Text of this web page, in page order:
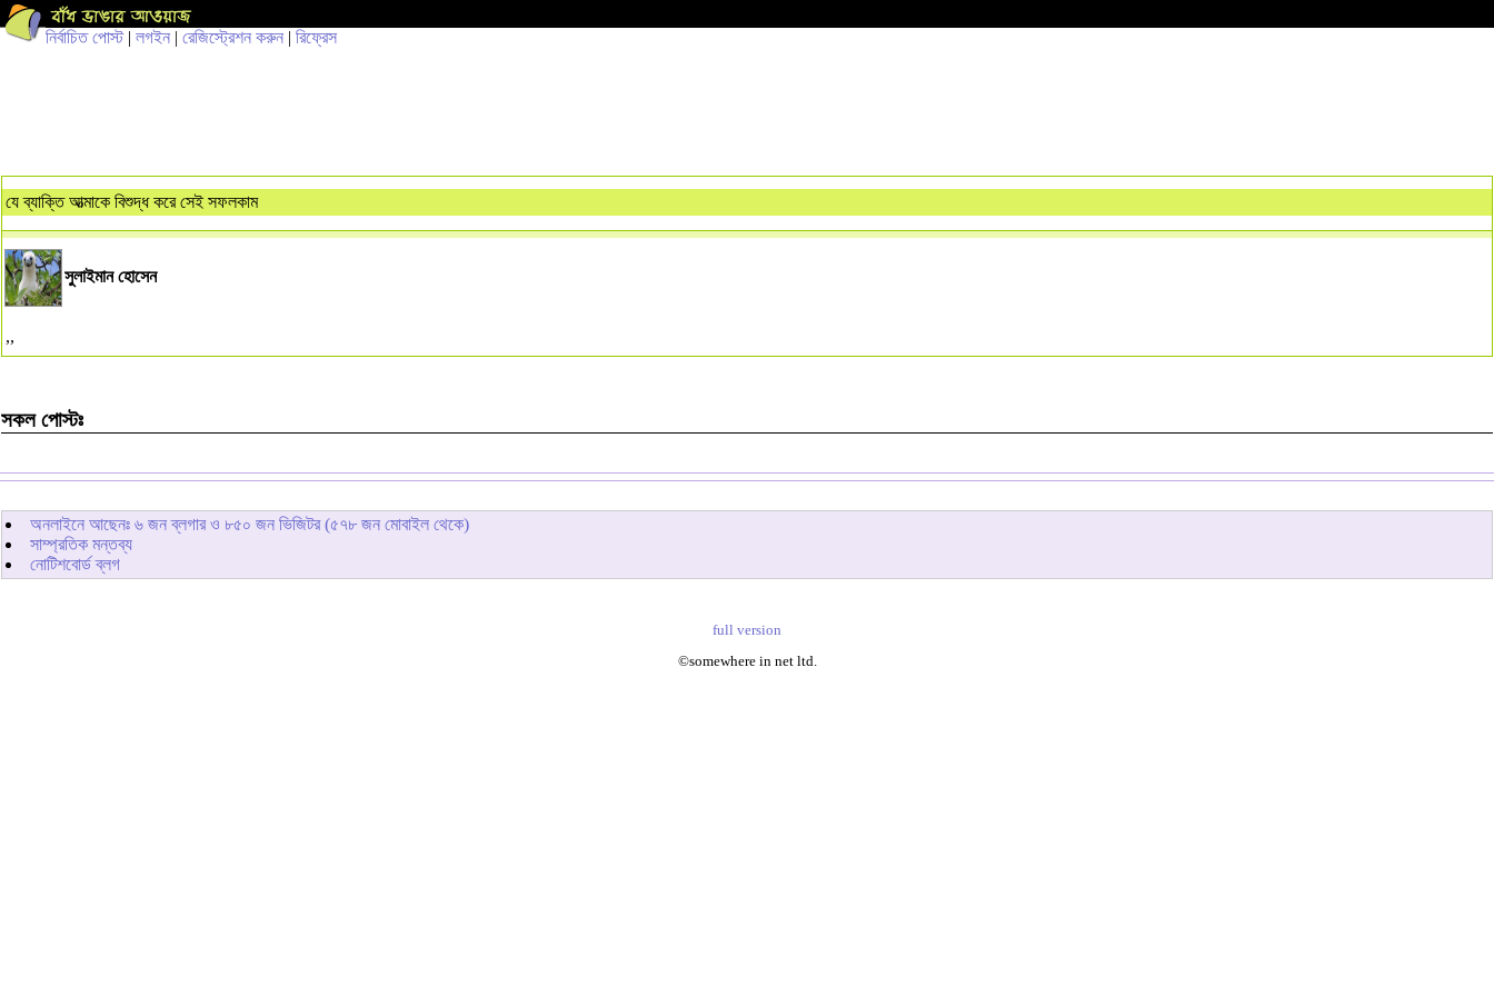
নির্বাচিত পোস্ট| লগইন | রেজিস্ট্রেশন করুন | রিফ্রেস
যে ব্যাক্তি আত্মাকে বিশুদ্ধ করে সেই সফলকাম
সুলাইমান হোসেন
,,
সকল পোস্টঃ
অনলাইনে আছেনঃ ৬ জন ব্লগার ও ৮৫০ জন ভিজিটর (৫৭৮ জন মোবাইল থেকে)
সাম্প্রতিক মন্তব্য
নোটিশবোর্ড ব্লগ
full version
©somewhere in net ltd.